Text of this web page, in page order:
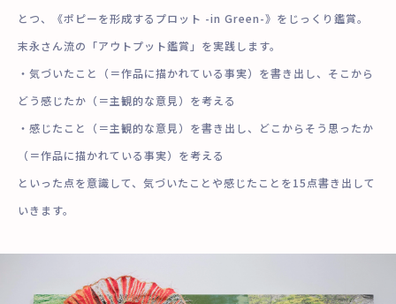
とつ、《ポピーを形成するプロット -in Green-》をじっくり鑑賞。
末永さん流の「アウトプット鑑賞」を実践します。
・気づいたこと（＝作品に描かれている事実）を書き出し、そこから
どう感じたか（＝主観的な意見）を考える
・感じたこと（＝主観的な意見）を書き出し、どこからそう思ったか
（＝作品に描かれている事実）を考える
といった点を意識して、気づいたことや感じたことを15点書き出して
いきます。